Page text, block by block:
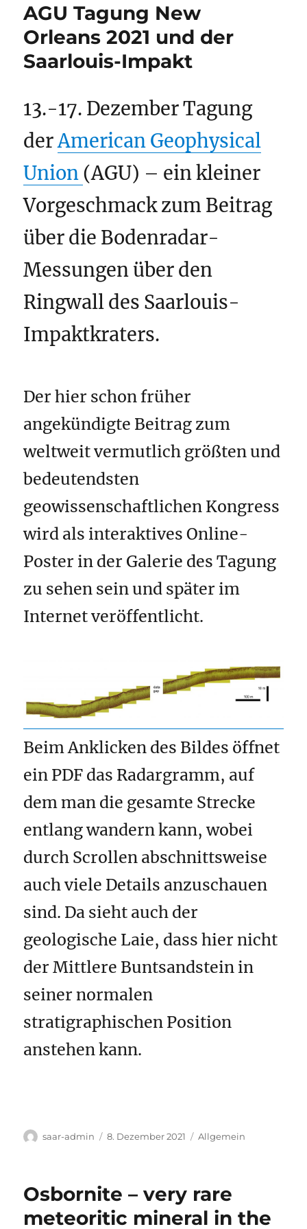
AGU Tagung New
Orleans 2021 und der
Saarlouis-Impakt
13.-17. Dezember Tagung
derAmerican Geophysical
Union (AGU) – ein kleiner
Vorgeschmack zum Beitrag
über die Bodenradar-
Messungen über den
Ringwall des Saarlouis-
Impaktkraters.
Der hier schon früher
angekündigte Beitrag zum
weltweit vermutlich größten und
bedeutendsten
geowissenschaftlichen Kongress
wird als interaktives Online-
Poster in der Galerie des Tagung
zu sehen sein und später im
Internet veröffentlicht.
Beim Anklicken des Bildes öffnet
ein PDF das Radargramm, auf
dem man die gesamte Strecke
entlang wandern kann, wobei
durch Scrollen abschnittsweise
auch viele Details anzuschauen
sind. Da sieht auch der
geologische Laie, dass hier nicht
der Mittlere Buntsandstein in
seiner normalen
stratigraphischen Position
anstehen kann.
Autor
saar-admin
Veröffentlicht
8. Dezember 2021 Kategorien
Allgemein
Osbornite – very rare
meteoritic mineral in the